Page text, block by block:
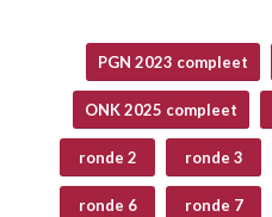
PGN 2023 compleet
ONK 2025 compleet
ronde 2 ronde 3
ronde 6 ronde 7